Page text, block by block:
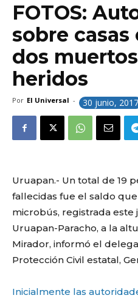
FOTOS:
sobre casas
dos
heridos
Por El Universal - 30 junio, 2017
Uruapan.- Un total de 19
fallecidas fue el saldo
microbús, registrada
Uruapan-Paracho, a la
Mirador, informó el
Protección Civil estatal,
Inicialmente las